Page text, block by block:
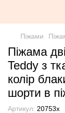
Піжами
Піжама
Teddy з
колір
шорти в
Артикул: 20753х